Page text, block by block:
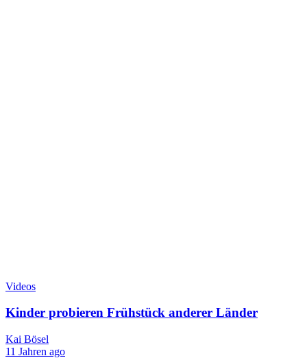
Videos
Kinder probieren Frühstück anderer Länder
Kai Bösel
11 Jahren ago